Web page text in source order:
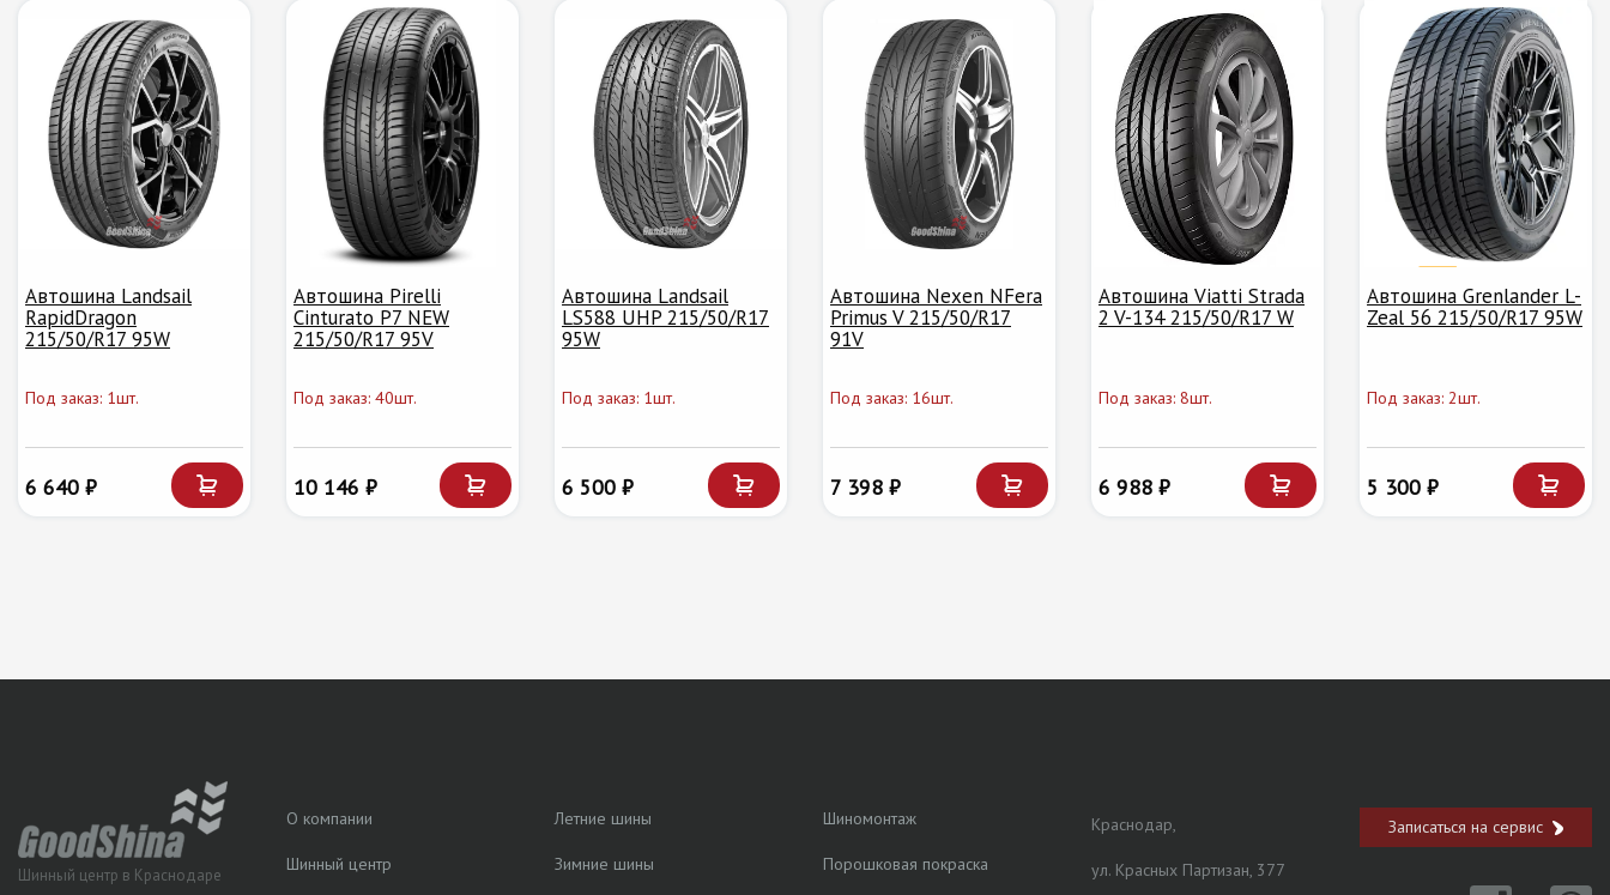
Автошина Landsail
RapidDragon
215/50/R17 95W
Под заказ: 1шт.
6 640 ₽
Автошина Pirelli
Cinturato P7 NEW
215/50/R17 95V
Под заказ: 40шт.
10 146 ₽
Автошина Landsail
LS588 UHP 215/50/R17
95W
Под заказ: 1шт.
6 500 ₽
Автошина Nexen NFera
Primus V 215/50/R17
91V
Под заказ: 16шт.
7 398 ₽
Автошина Viatti Strada
2 V-134 215/50/R17 W
Под заказ: 8шт.
6 988 ₽
Автошина Grenlander L-
Zeal 56 215/50/R17 95W
Под заказ: 2шт.
5 300 ₽
Шинный центр в Краснодаре
О компании
Шинный центр
Летние шины
Зимние шины
Шиномонтаж
Порошковая покраска
Краснодар,
ул. Красных Партизан, 377
Записаться на сервис